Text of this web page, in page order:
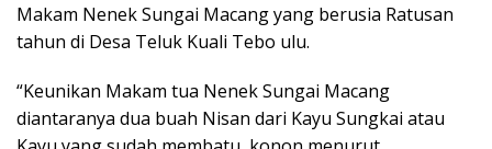
Makam Nenek Sungai Macang yang berusia Ratusan
tahun di Desa Teluk Kuali Tebo ulu.
“Keunikan Makam tua Nenek Sungai Macang
diantaranya dua buah Nisan dari Kayu Sungkai atau